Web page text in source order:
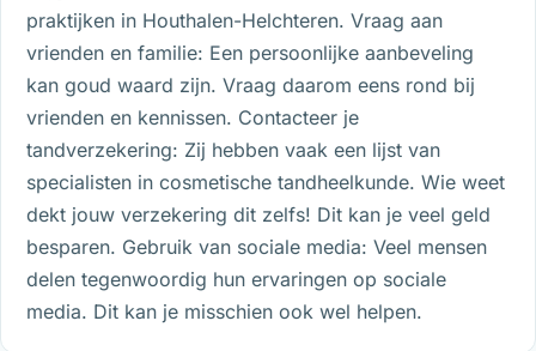
praktijken in Houthalen-Helchteren. Vraag aan
vrienden en familie: Een persoonlijke aanbeveling
kan goud waard zijn. Vraag daarom eens rond bij
vrienden en kennissen. Contacteer je
tandverzekering: Zij hebben vaak een lijst van
specialisten in cosmetische tandheelkunde. Wie weet
dekt jouw verzekering dit zelfs! Dit kan je veel geld
besparen. Gebruik van sociale media: Veel mensen
delen tegenwoordig hun ervaringen op sociale
media. Dit kan je misschien ook wel helpen.